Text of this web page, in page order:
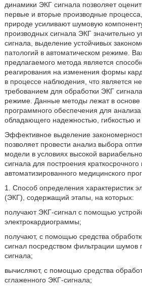
динамики ЭКГ сигнала позволяет
первые и вторые производные
природе усиливают шумовую
производных сигнала ЭКГ значительно
сигнала, выделение устойчивых
патологий в автоматическом режиме.
предлагаемого метода является
реагирования на изменения формы
в процессе наблюдения, что является
требованием для обработки ЭКГ
режиме. Данные методы лежат в основе
программного обеспечения для анализа
обладающего надежностью, гибкостью и
Эффективное выделение
позволяет провести анализ выбора
модели в условиях высокой
сигнала для построения краткосрочного
автоматизированного медицинского
1. Способ определения характеристик
(ЭКГ), содержащий этапы, на которых:
получают ЭКГ-сигнал с помощью
электрокардиограммы;
получают, с помощью средства
сигнал посредством фильтрации шумов
сигнала;
вычисляют, с помощью средства
сглаженного ЭКГ-сигнала;